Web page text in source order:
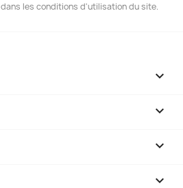
les conditions d'utilisation du site.



keyboard_arrow_down